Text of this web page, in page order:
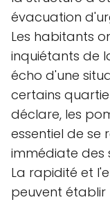
évacuation
Les habitants
inquiétants de
écho d'une
certains
déclare, les
essentiel de se
immédiate des
La rapidité et
peuvent établir